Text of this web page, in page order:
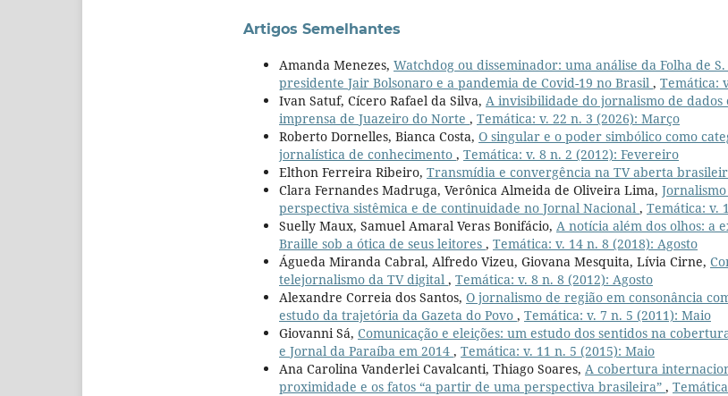
Artigos Semelhantes
Amanda Menezes, Watchdog ou disseminador: uma análise da Folha de
presidente Jair Bolsonaro e a pandemia de Covid-19 no Brasil , Temática:
Ivan Satuf, Cícero Rafael da Silva, A invisibilidade do jornalismo de
imprensa de Juazeiro do Norte , Temática: v. 22 n. 3 (2026): Março
Roberto Dornelles, Bianca Costa, O singular e o poder simbólico como
jornalística de conhecimento , Temática: v. 8 n. 2 (2012): Fevereiro
Elthon Ferreira Ribeiro, Transmídia e convergência na TV aberta
Clara Fernandes Madruga, Verônica Almeida de Oliveira Lima,
perspectiva sistêmica e de continuidade no Jornal Nacional , Temática: v.
Suelly Maux, Samuel Amaral Veras Bonifácio, A notícia além dos olhos: a
Braille sob a ótica de seus leitores , Temática: v. 14 n. 8 (2018): Agosto
Águeda Miranda Cabral, Alfredo Vizeu, Giovana Mesquita, Lívia Cirne,
telejornalismo da TV digital , Temática: v. 8 n. 8 (2012): Agosto
Alexandre Correia dos Santos, O jornalismo de região em consonância
estudo da trajetória da Gazeta do Povo , Temática: v. 7 n. 5 (2011): Maio
Giovanni Sá, Comunicação e eleições: um estudo dos sentidos na
e Jornal da Paraíba em 2014 , Temática: v. 11 n. 5 (2015): Maio
Ana Carolina Vanderlei Cavalcanti, Thiago Soares, A cobertura
proximidade e os fatos “a partir de uma perspectiva brasileira” ,